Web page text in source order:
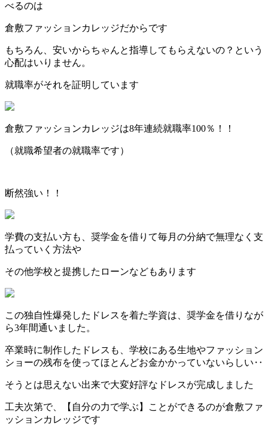
べるのは
倉敷ファッションカレッジだからです
もちろん、安いからちゃんと指導してもらえないの？という
心配はいりません。
就職率がそれを証明しています
倉敷ファッションカレッジは8年連続就職率100％！！
（就職希望者の就職率です）
断然強い！！
学費の支払い方も、奨学金を借りて毎月の分納で無理なく支
払っていく方法や
その他学校と提携したローンなどもあります
この独自性爆発したドレスを着た学資は、奨学金を借りなが
ら3年間通いました。
卒業時に制作したドレスも、学校にある生地やファッション
ショーの残布を使ってほとんどお金かかっていないらしい‥
そうとは思えない出来で大変好評なドレスが完成しました
工夫次第で、【自分の力で学ぶ】ことができるのが倉敷ファ
ッションカレッジです